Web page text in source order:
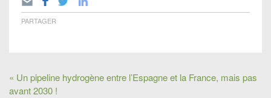
PARTAGER
« Un pipeline hydrogène entre l’Espagne et la France, mais pas
avant 2030 !